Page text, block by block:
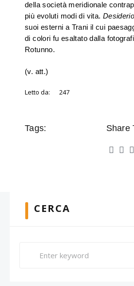
della società meridionale
più evoluti modi di vita. Desiderio
suoi esterni a Trani il cui
di colori fu esaltato dalla
Rotunno.
(v. att.)
Letto da: 247
Tags: Share
CERCA